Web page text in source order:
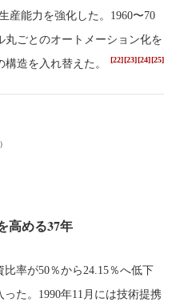
産能力を強化した。1960〜70
ごとのオートメーション化を
造を入れ替えた。
[22] [23] [24] [25]
高める37年
率が50％から24.15％へ低下
た。1990年11月には技術提携